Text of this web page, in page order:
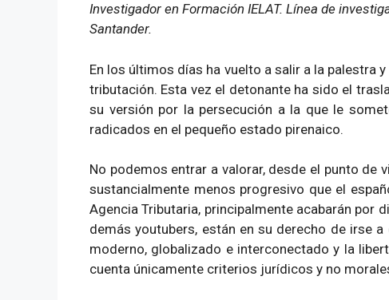
Investigador en Formación IELAT. Línea de
Santander.
En los últimos días ha vuelto a salir a la palestra
tributación. Esta vez el detonante ha sido el
su versión por la persecución a la que le
radicados en el pequeño estado pirenaico.
No podemos entrar a valorar, desde el punto de
sustancialmente menos progresivo que el
Agencia Tributaria, principalmente acabarán por
demás youtubers, están en su derecho de irse
moderno, globalizado e interconectado y la
cuenta únicamente criterios jurídicos y no